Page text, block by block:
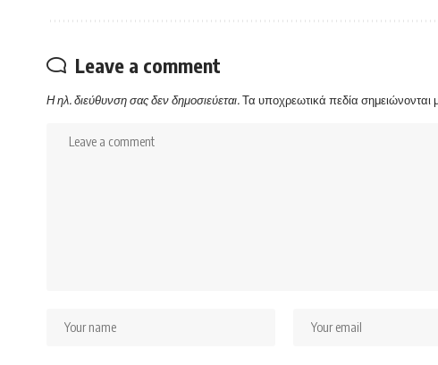
Leave a comment
Η ηλ. διεύθυνση σας δεν δημοσιεύεται.Τα υποχρεωτικά πεδία σημειώνονται